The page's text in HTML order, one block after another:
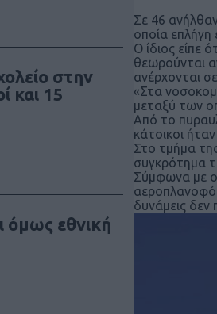
στην
και 15
όμως εθνική
Σε 46
οποία επλήγη
Ο ίδιος είπε
θεωρούνται
ανέρχονται
«Στα
μεταξύ των
Από το
κάτοικοι
Στο τμήμα
συγκρότημα
Σύμφωνα με
δυνάμεις δεν